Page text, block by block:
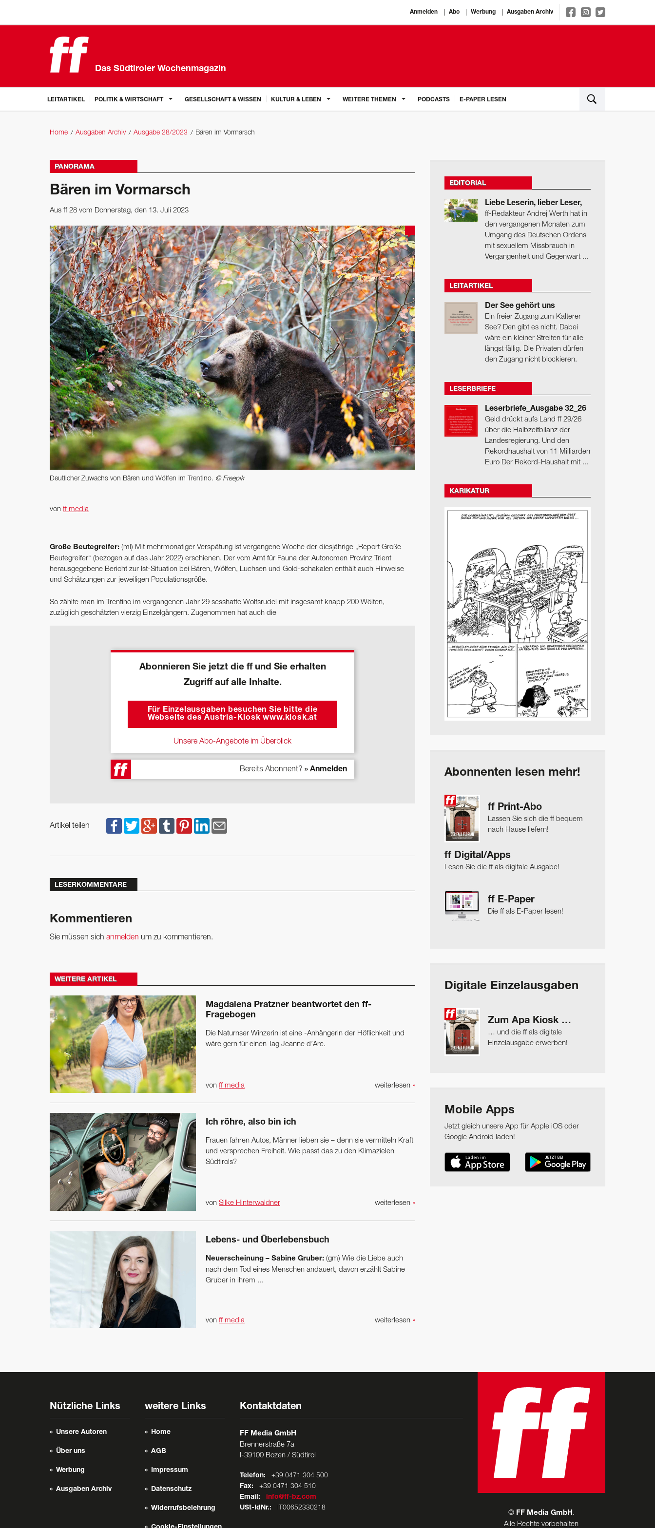
Anmelden Abo Werbung Ausgaben Archiv
Das Südtiroler Wochenmagazin
LEITARTIKEL POLITIK & WIRTSCHAFT GESELLSCHAFT & WISSEN KULTUR & LEBEN WEITERE THEMEN PODCASTS E-PAPER LESEN
Home Ausgaben Archiv Ausgabe 28/2023 Bären im Vormarsch
PANORAMA
Bären im Vormarsch
Aus ff 28 vom Donnerstag, den 13. Juli 2023
Deutlicher Zuwachs von Bären und Wölfen im Trentino. © Freepik
von ff media
Große Beutegreifer: (ml) Mit mehrmonatiger Verspätung ist vergangene Woche der diesjährige „Report Große
Beutegreifer“ (bezogen auf das Jahr 2022) erschienen. Der vom Amt für Fauna der Autonomen Provinz Trient
herausgegebene Bericht zur Ist-Situation bei Bären, Wölfen, Luchsen und Gold-schakalen enthält auch Hinweise
und Schätzungen zur jeweiligen Populationsgröße.
So zählte man im Trentino im vergangenen Jahr 29 sesshafte Wolfsrudel mit insgesamt knapp 200 Wölfen,
zuzüglich geschätzten vierzig Einzelgängern. Zugenommen hat auch die
Abonnieren Sie jetzt die ff und Sie erhalten
Zugriff auf alle Inhalte.
Für Einzelausgaben besuchen Sie bitte die
Webseite des Austria-Kiosk www.kiosk.at
Unsere Abo-Angebote im Überblick
Bereits Abonnent? » Anmelden
Artikel teilen
LESERKOMMENTARE
Kommentieren
Sie müssen sich anmelden um zu kommentieren.
WEITERE ARTIKEL
Magdalena Pratzner beantwortet den ff-
Fragebogen
Die Naturnser Winzerin ist eine -Anhängerin der Höflichkeit und
wäre gern für einen Tag Jeanne d’Arc.
weiterlesen »
von ff media
Ich röhre, also bin ich
Frauen fahren Autos, Männer lieben sie – denn sie vermitteln Kraft
und versprechen Freiheit. Wie passt das zu den Klimazielen
Südtirols?
weiterlesen »
von Silke Hinterwaldner
Lebens- und Überlebensbuch
Neuerscheinung – Sabine Gruber: (gm) Wie die Liebe auch
nach dem Tod eines Menschen andauert, davon erzählt Sabine
Gruber in ihrem ...
weiterlesen »
von ff media
EDITORIAL
Liebe Leserin, lieber Leser,
ff-Redakteur Andrej Werth hat in
den vergangenen Monaten zum
Umgang des Deutschen Ordens
mit sexuellem Missbrauch in
Vergangenheit und Gegenwart ...
LEITARTIKEL
Der See gehört uns
Ein freier Zugang zum Kalterer
See? Den gibt es nicht. Dabei
wäre ein kleiner Streifen für alle
längst fällig. Die Privaten dürfen
den Zugang nicht blockieren.
LESERBRIEFE
Leserbriefe_Ausgabe 32_26
Geld drückt aufs Land ff 29/26
über die Halbzeitbilanz der
Landesregierung. Und den
Rekordhaushalt von 11 Milliarden
Euro Der Rekord-Haushalt mit ...
KARIKATUR
Abonnenten lesen mehr!
ff Print-Abo
Lassen Sie sich die ff bequem
nach Hause liefern!
ff Digital/Apps
Lesen Sie die ff als digitale Ausgabe!
ff E-Paper
Die ff als E-Paper lesen!
Digitale Einzelausgaben
Zum Apa Kiosk …
… und die ff als digitale
Einzelausgabe erwerben!
Mobile Apps
Jetzt gleich unsere App für Apple iOS oder
Google Android laden!
Nützliche Links
Unsere Autoren
Über uns
Werbung
Ausgaben Archiv
weitere Links
Home
AGB
Impressum
Datenschutz
Widerrufsbelehrung
Kontaktdaten
FF Media GmbH
Brennerstraße 7a
I-39100 Bozen / Südtirol
Telefon: +39 0471 304 500
Fax: +39 0471 304 510
Email:
info@ff-bz.com
USt-IdNr.: IT00652330218
© FF Media GmbH.
Alle Rechte vorbehalten